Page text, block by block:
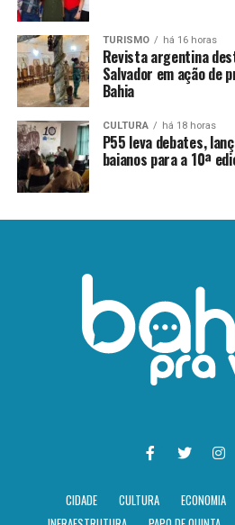
TURISMO há 16 horas
Revista argentina
Salvador em ação de
Bahia
CULTURA há 18 horas
P55 leva debates,
baianos para a 10ª
CIDADE CULTURA ECONOMIA